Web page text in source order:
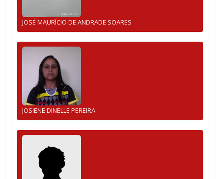
JOSÉ MAURÍCIO DE ANDRADE SOARES
JOSIENE DINELLE PEREIRA